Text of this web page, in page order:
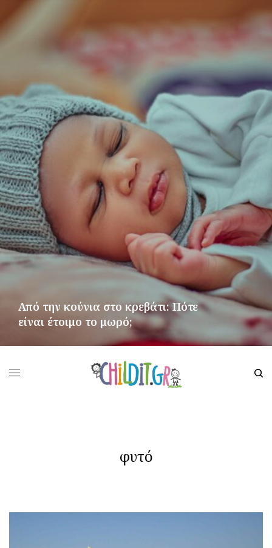
Από την κούνια στο κρεβάτι: Πότε
είναι έτοιμο το μωρό;
φυτό